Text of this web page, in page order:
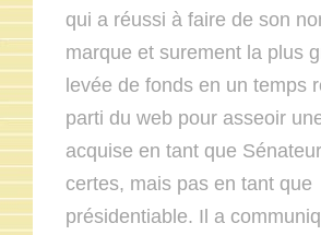
qui a réussi à faire de son
marque et surement la plus
levée de fonds en un temps
parti du web pour asseoir
acquise en tant que
certes, mais pas en tant que
présidentiable. Il a